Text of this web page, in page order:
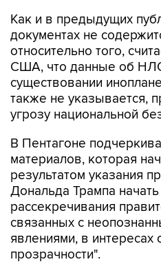
Как и в предыдущих
документах не
относительно того,
США, что данные об
существовании
также не указывается,
угрозу национальной
В Пентагоне
материалов, которая
результатом указания
Дональда Трампа
рассекречивания
связанных с
явлениями, в интересах
прозрачности".